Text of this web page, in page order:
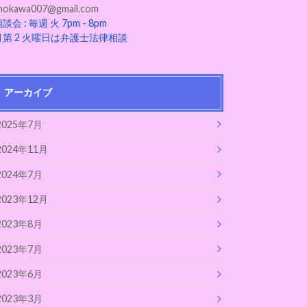
談会 : 毎週 火 7pm - 8pm
第 2 火曜日は弁護士法律相談
アーカイブ
年7月
年11月
年7月
年12月
年8月
年7月
年6月
年3月